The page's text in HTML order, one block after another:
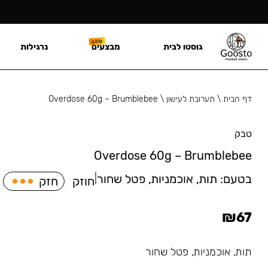
דף הבית\ תערובת לעישון \
Overdose 60g – Brumblebee
טבק
Overdose 60g – Brumblebee
בטעם: תות, אוכמניות, פטל שחור חוזק חזק
₪67
תות, אוכמניות, פטל שחור
גוסטו לבית מבצעים נרגילות